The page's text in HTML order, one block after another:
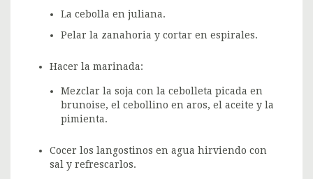
La cebolla en juliana.
Pelar la zanahoria y cortar en espirales.
Hacer la marinada:
Mezclar la soja con la cebolleta picada en
brunoise, el cebollino en aros, el aceite y la
pimienta.
Cocer los langostinos en agua hirviendo con
sal y refrescarlos.